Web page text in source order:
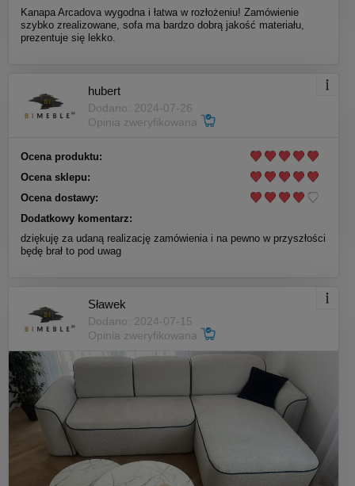
Kanapa Arcadova wygodna i łatwa w rozłożeniu! Zamówienie
szybko zrealizowane, sofa ma bardzo dobrą jakość materiału,
prezentuje się lekko.
hubert
Dodano: 2024-07-26
Opinia zweryfikowana
Ocena produktu:
Ocena sklepu:
Ocena dostawy:
Dodatkowy komentarz:
dziękuję za udaną realizację zamówienia i na pewno w przyszłości
będę brał to pod uwag
Sławek
Dodano: 2024-07-15
Opinia zweryfikowana